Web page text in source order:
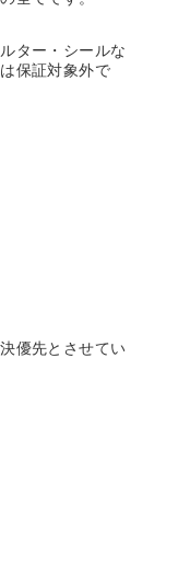
ター・シールな
保証対象外で
優先とさせてい